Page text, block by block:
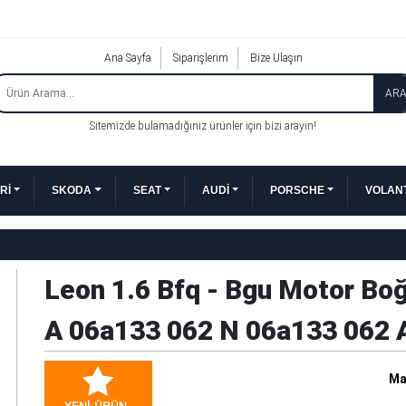
Ana Sayfa Siparişlerim Bize Ulaşın
ARA
Sitemizde bulamadığınız ürünler için bizi arayın!
SKODA SEAT AUDİ PORSCHE
Leon 1.6 Bfq - Bgu Motor
A 06a133 062 N 06a133 062